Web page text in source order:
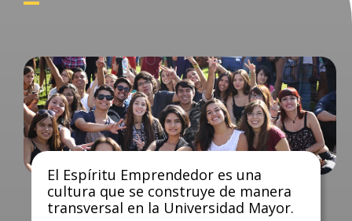
El Espíritu Emprendedor es una
cultura que se construye de manera
transversal en la Universidad Mayor.